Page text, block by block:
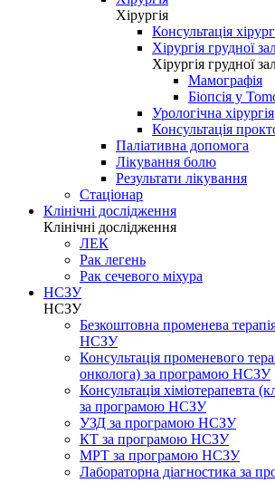
Хірургія
Консультація
Хірургія грудної
Хірургія грудної
Мамографія
Біопсія у
Урологічна хірургія
Консультація
Паліативна допомога
Лікування болю
Результати лікування
Стаціонар
Клінічні дослідження
Клінічні дослідження
ЛЕК
Рак легень
Рак сечевого міхура
НСЗУ
НСЗУ
Безкоштовна променева
НСЗУ
Консультація променевого
онколога) за програмою НСЗУ
Консультація хіміотерапевта
за програмою НСЗУ
УЗД за програмою НСЗУ
КТ за програмою НСЗУ
МРТ за програмою НСЗУ
Лабораторна діагностика за